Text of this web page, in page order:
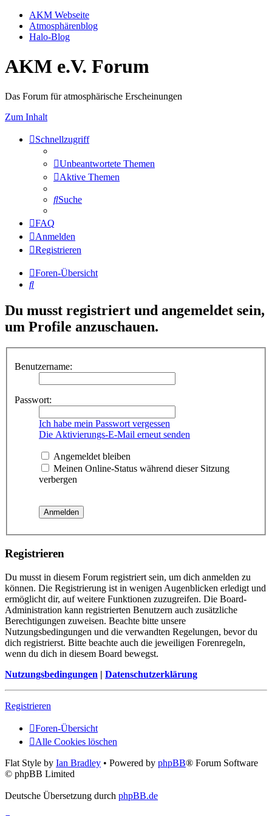
AKM Webseite
Atmosphärenblog
Halo-Blog
AKM e.V. Forum
Das Forum für atmosphärische Erscheinungen
Zum Inhalt
Schnellzugriff
Unbeantwortete Themen
Aktive Themen
Suche
FAQ
Anmelden
Registrieren
Foren-Übersicht
Suche
Du musst registriert und angemeldet sein,
um Profile anzuschauen.
Benutzername:
Passwort:
Ich habe mein Passwort vergessen
Die Aktivierungs-E-Mail erneut senden
Angemeldet bleiben
Meinen Online-Status während dieser Sitzung
verbergen
Registrieren
Du musst in diesem Forum registriert sein, um dich anmelden zu
können. Die Registrierung ist in wenigen Augenblicken erledigt und
ermöglicht dir, auf weitere Funktionen zuzugreifen. Die Board-
Administration kann registrierten Benutzern auch zusätzliche
Berechtigungen zuweisen. Beachte bitte unsere
Nutzungsbedingungen und die verwandten Regelungen, bevor du
dich registrierst. Bitte beachte auch die jeweiligen Forenregeln,
wenn du dich in diesem Board bewegst.
Nutzungsbedingungen | Datenschutzerklärung
Registrieren
Foren-Übersicht
Alle Cookies löschen
Flat Style by Ian Bradley • Powered by phpBB® Forum Software
© phpBB Limited
Deutsche Übersetzung durch phpBB.de